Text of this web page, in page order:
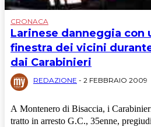
CRONACA
Larinese danneggia con
finestra dei vicini
dai Carabinieri
REDAZIONE - 2 FEBBRAIO 2009
A Montenero di Bisaccia, i
tratto in arresto G.C., 35enne,